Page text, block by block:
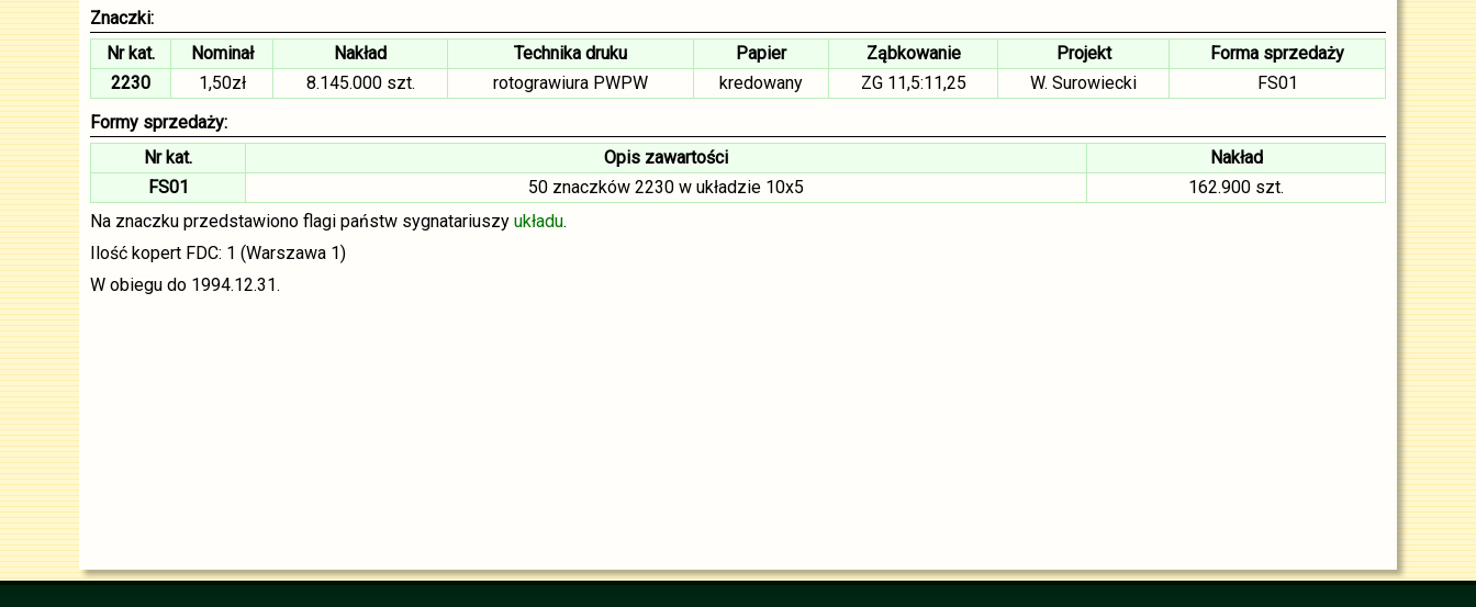
Znaczki:
Nr kat.
Nominał Nakład Technika druku Papier Ząbkowanie Projekt
Forma sprzedaży
2230
1,50zł 8.145.000 szt. rotograwiura PWPW kredowany ZG 11,5:11,25 W. Surowiecki
FS01
Formy sprzedaży:
Nr kat.
Opis zawartości
Nakład
FS01
50 znaczków 2230 w układzie 10x5
162.900 szt.
Na znaczku przedstawiono flagi państw sygnatariuszy układu.
Ilość kopert FDC: 1 (Warszawa 1)
W obiegu do 1994.12.31.